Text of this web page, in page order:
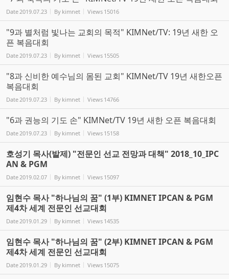
Date 2019.07.23 By kimnet Views 15016
"9과 별처럼 빛나는 교회의 목적" KIMNet/TV: 19년 새한 오
픈 복음대회
Date 2019.07.23 By kimnet Views 15505
"8과 신비한 예수님의 몸된 교회" KIMNet/TV 19년 새한오픈
복음대회
Date 2019.07.23 By kimnet Views 14766
"6과 권능의 기도 손" KIMNet/TV 19년 새한 오픈 복음대회
Date 2019.07.23 By kimnet Views 15158
호성기 목사(발제) "전문인 선교 전망과 대책" 2018_10_IPC
AN & PGM
Date 2019.02.07 By kimnet Views 15097
임현수 목사 "하나님의 꿈" (1부) KIMNET IPCAN & PGM
제4차 세계 전문인 선교대회
Date 2019.01.29 By kimnet Views 14535
임현수 목사 "하나님의 꿈" (2부) KIMNET IPCAN & PGM
제4차 세계 전문인 선교대회
Date 2019.01.29 By kimnet Views 15075